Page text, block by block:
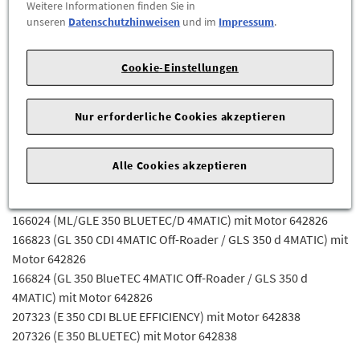
Sie sind sich nicht sicher, ob das Ersatzteil bei Ihrem Fahrzeug
passt?
Senden Sie uns die komplette Fahrgestellnummer Ihres
Fahrzeugs,
wir prüfen für Sie, ob das Teil passt.
Zum Beispiel passend (kann Ausstattung- oder
Fahrgestellnummerabhängig sein) für die Mercedes-Benz
166024 (ML/GLE 350 BLUETEC/D 4MATIC) mit Motor 642826
166823 (GL 350 CDI 4MATIC Off-Roader / GLS 350 d 4MATIC) mit
Motor 642826
166824 (GL 350 BlueTEC 4MATIC Off-Roader / GLS 350 d
4MATIC) mit Motor 642826
207323 (E 350 CDI BLUE EFFICIENCY) mit Motor 642838
207326 (E 350 BLUETEC) mit Motor 642838
Weitere Informationen finden Sie in
unseren Datenschutzhinweisen und im Impressum.
Cookie-Einstellungen
Nur erforderliche Cookies akzeptieren
Alle Cookies akzeptieren